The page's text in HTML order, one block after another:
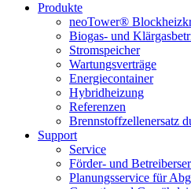
Produkte
neoTower®
Biogas- und
Stromspeicher
Wartungsverträge
Energiecontainer
Hybridheizung
Referenzen
Brennstoffzellenersatz
Support
Service
Förder- und
Planungsservice für